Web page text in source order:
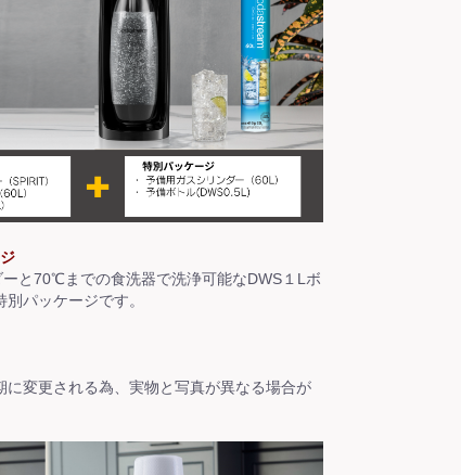
と70℃までの食洗器で洗浄可能なDWS１Lボ
パッケージです。
変更される為、実物と写真が異なる場合が